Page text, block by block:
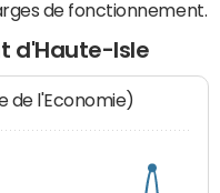
de fonctionnement.
d'Haute-Isle
de l'Economie)